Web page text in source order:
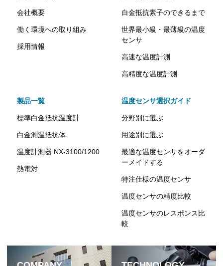
会社概要
働く環境への取り組み
採用情報
白金抵抗素子のできるまで
世界最小級・最薄級の温度
センサ
高速な温度計測
高精度な温度計測
製品一覧
標準白金抵抗温度計
白金測温抵抗体
温度計測器 NX-3100/1200
熱電対
温度センサ選択ガイド
分野別に選ぶ
用途別に選ぶ
最適な温度センサをオーダ
ーメイドする
特注仕様の温度センサ
温度センサの精度比較
温度センサのレスポンス比
較